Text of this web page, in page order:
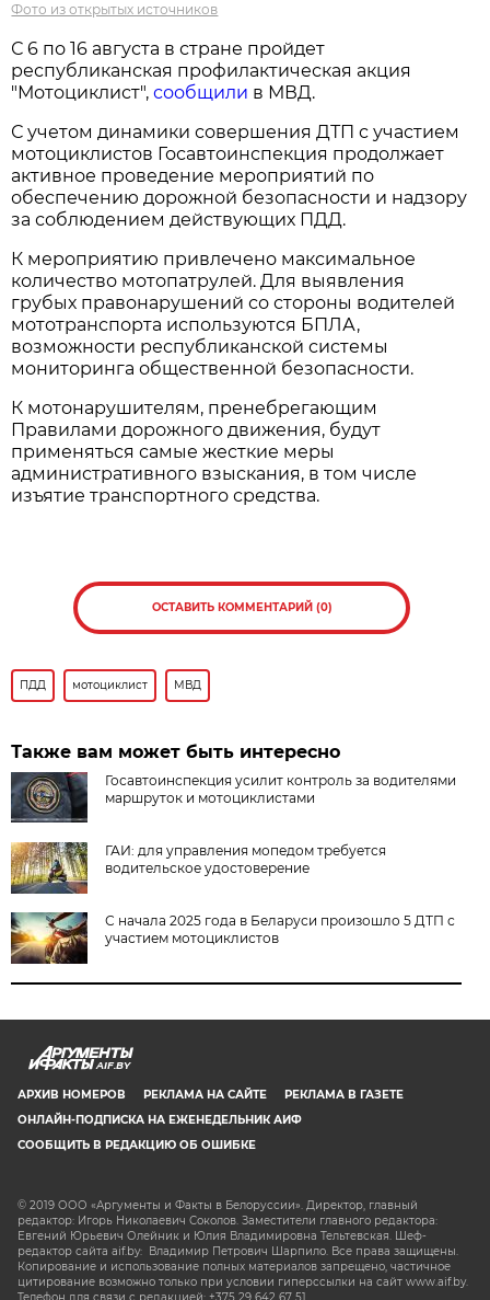
Фото из открытых источников
С 6 по 16 августа в стране пройдет
республиканская профилактическая акция
"Мотоциклист",сообщили в МВД.
С учетом динамики совершения ДТП с участием
мотоциклистов Госавтоинспекция продолжает
активное проведение мероприятий по
обеспечению дорожной безопасности и надзору
за соблюдением действующих ПДД.
К мероприятию привлечено максимальное
количество мотопатрулей. Для выявления
грубых правонарушений со стороны водителей
мототранспорта используются БПЛА,
возможности республиканской системы
мониторинга общественной безопасности.
К мотонарушителям, пренебрегающим
Правилами дорожного движения, будут
применяться самые жесткие меры
административного взыскания, в том числе
изъятие транспортного средства.
ОСТАВИТЬ КОММЕНТАРИЙ (0)
ПДД мотоциклист МВД
Также вам может быть интересно
Госавтоинспекция усилит контроль за водителями
маршруток и мотоциклистами
ГАИ: для управления мопедом требуется
водительское удостоверение
С начала 2025 года в Беларуси произошло 5 ДТП с
участием мотоциклистов
AIF.BY
АРХИВ НОМЕРОВ РЕКЛАМА НА САЙТЕ
РЕКЛАМА В ГАЗЕТЕ
ОНЛАЙН-ПОДПИСКА НА ЕЖЕНЕДЕЛЬНИК АИФ
СООБЩИТЬ В РЕДАКЦИЮ ОБ ОШИБКЕ
© 2019 ООО «Аргументы и Факты в Белоруссии». Директор, главный
редактор: Игорь Николаевич Соколов. Заместители главного редактора:
Евгений Юрьевич Олейник и Юлия Владимировна Тельтевская. Шеф-
редактор сайта aif.by: Владимир Петрович Шарпило. Все права защищены.
Копирование и использование полных материалов запрещено, частичное
цитирование возможно только при условии гиперссылки на сайт www.aif.by.